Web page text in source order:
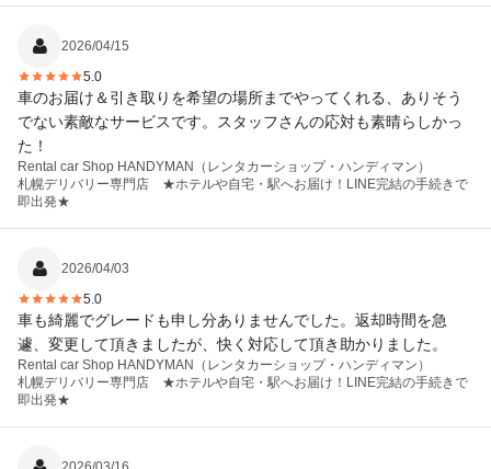
2026/04/15
5.0
車のお届け＆引き取りを希望の場所までやってくれる、ありそう
でない素敵なサービスです。スタッフさんの応対も素晴らしかっ
た！
Rental car Shop HANDYMAN（レンタカーショップ・ハンディマン）
札幌デリバリー専門店 ★ホテルや自宅・駅へお届け！LINE完結の手続きで
即出発★
2026/04/03
5.0
車も綺麗でグレードも申し分ありませんでした。返却時間を急
遽、変更して頂きましたが、快く対応して頂き助かりました。
Rental car Shop HANDYMAN（レンタカーショップ・ハンディマン）
札幌デリバリー専門店 ★ホテルや自宅・駅へお届け！LINE完結の手続きで
即出発★